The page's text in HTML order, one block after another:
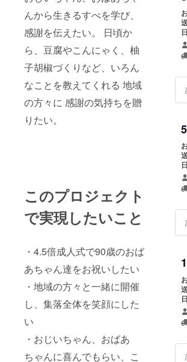
んから生きるすべを学び、
感謝を伝えたい。 日頃か
ら、豆腐やこんにゃく、柚
子胡椒づくりなど、いろん
なことを教えてくれる 地域
の方々に 感謝の気持ちを贈
りたい。
このプロジェクト
で実現したいこと
・4.5倍成人式で90歳のおば
あちゃん達をお祝いしたい
・地域の方々と一緒に開催
し、集落全体を笑顔にした
い
・おじいちゃん、おばあ
ちゃんに喜んでもらい、こ